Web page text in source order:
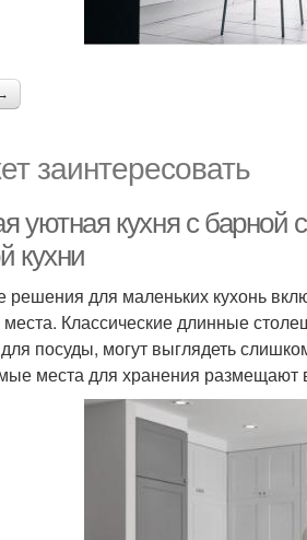
заинтересовать
уютная кухня с барной
кухни
решения для маленьких кухонь
Классические длинные
посуды, могут выглядеть
места для хранения размещают